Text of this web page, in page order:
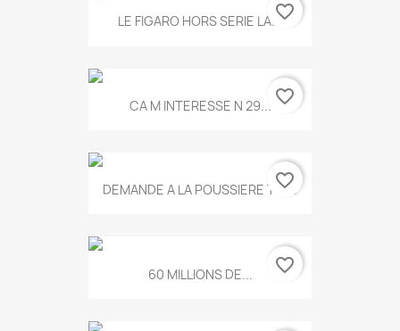
LE FIGARO HORS SERIE LA...favorite_border
CA M INTERESSE N 29... favorite_border
DEMANDE A LA POUSSIERE T.778
favorite_border
60 MILLIONS DE... favorite_border